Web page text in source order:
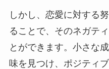
しかし、恋愛に対する
ることで、そのネガテ
とができます。小さな
味を見つけ、ポジティ